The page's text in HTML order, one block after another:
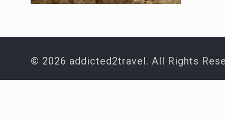
© 2026 addicted2travel. All Rights